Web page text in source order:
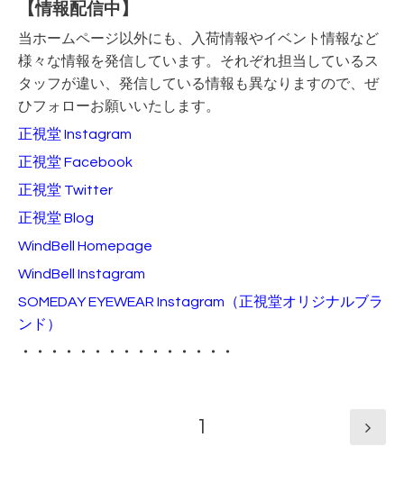
【情報配信中】
当ホームページ以外にも、入荷情報やイベント情報など
様々な情報を発信しています。それぞれ担当しているス
タッフが違い、発信している情報も異なりますので、ぜ
ひフォローお願いいたします。
正視堂 Instagram
正視堂 Facebook
正視堂 Twitter
正視堂 Blog
WindBell Homepage
WindBell Instagram
SOMEDAY EYEWEAR Instagram （正視堂オリジナルブラ
ンド）
・・・・・・・・・・・・・・・
1